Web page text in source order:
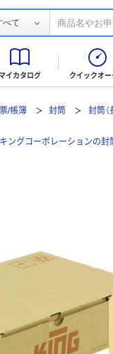
べて
マイカタログ クイックオー
/帳簿 封筒 封筒（
キングコーポレーションの封